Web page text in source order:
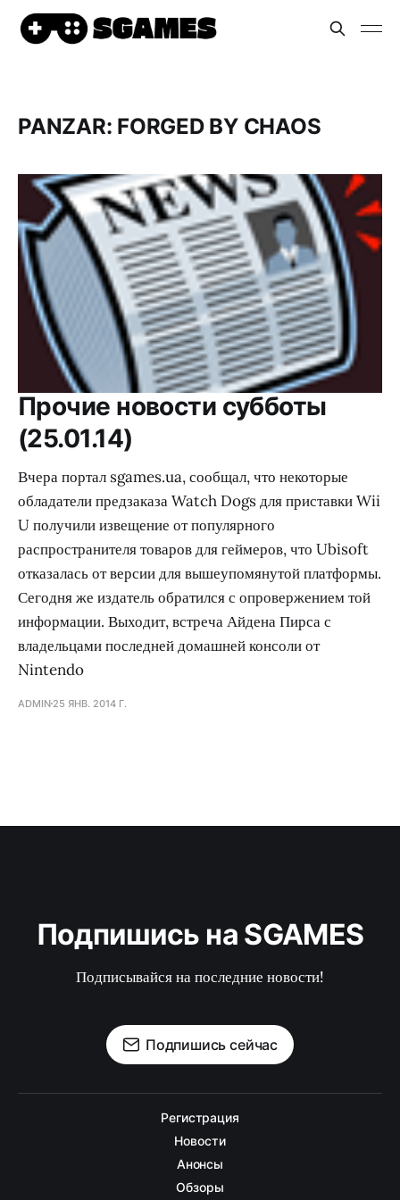
PANZAR: FORGED BY CHAOS
Прочие новости субботы
(25.01.14)
Вчера портал sgames.ua, сообщал, что некоторые
обладатели предзаказа Watch Dogs для приставки Wii
U получили извещение от популярного
распространителя товаров для геймеров, что Ubisoft
отказалась от версии для вышеупомянутой платформы.
Сегодня же издатель обратился с опровержением той
информации. Выходит, встреча Айдена Пирса с
владельцами последней домашней консоли от
Nintendo
ADMIN 25 ЯНВ. 2014 Г.
Подпишись на SGAMES
Подписывайся на последние новости!
Подпишись сейчас
Регистрация
Новости
Анонсы
Обзоры